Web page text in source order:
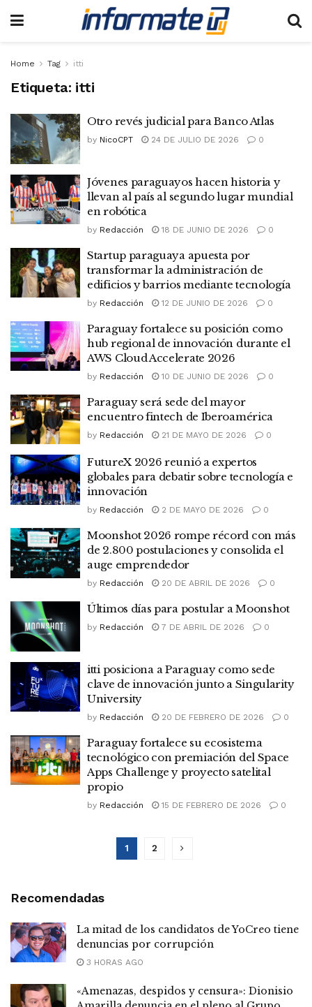
Home Tag itti
Etiqueta: itti
Otro revés judicial para Banco Atlas
by NicoCPT 24 DE JULIO DE 2026 0
Jóvenes paraguayos hacen historia y
llevan al país al segundo lugar mundial
en robótica
by Redacción 18 DE JUNIO DE 2026 0
Startup paraguaya apuesta por
transformar la administración de
edificios y barrios mediante tecnología
by Redacción 12 DE JUNIO DE 2026 0
Paraguay fortalece su posición como
hub regional de innovación durante el
AWS Cloud Accelerate 2026
by Redacción 10 DE JUNIO DE 2026 0
Paraguay será sede del mayor
encuentro fintech de Iberoamérica
by Redacción 21 DE MAYO DE 2026 0
FutureX 2026 reunió a expertos
globales para debatir sobre tecnología e
innovación
by Redacción 2 DE MAYO DE 2026 0
Moonshot 2026 rompe récord con más
de 2.800 postulaciones y consolida el
auge emprendedor
by Redacción 20 DE ABRIL DE 2026 0
Últimos días para postular a Moonshot
by Redacción 7 DE ABRIL DE 2026 0
itti posiciona a Paraguay como sede
clave de innovación junto a Singularity
University
by Redacción 20 DE FEBRERO DE 2026 0
Paraguay fortalece su ecosistema
tecnológico con premiación del Space
Apps Challenge y proyecto satelital
propio
by Redacción 15 DE FEBRERO DE 2026 0
1 2
Recomendadas
La mitad de los candidatos de YoCreo tiene
denuncias por corrupción
3 HORAS AGO
«Amenazas, despidos y censura»: Dionisio